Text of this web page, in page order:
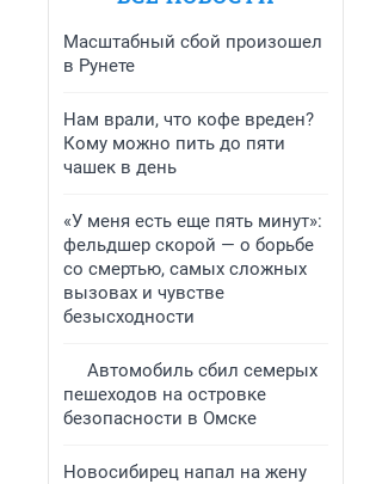
Масштабный сбой произошел
в Рунете
Нам врали, что кофе вреден?
Кому можно пить до пяти
чашек в день
«У меня есть еще пять минут»:
фельдшер скорой — о борьбе
со смертью, самых сложных
вызовах и чувстве
безысходности
Автомобиль сбил семерых
пешеходов на островке
безопасности в Омске
Новосибирец напал на жену